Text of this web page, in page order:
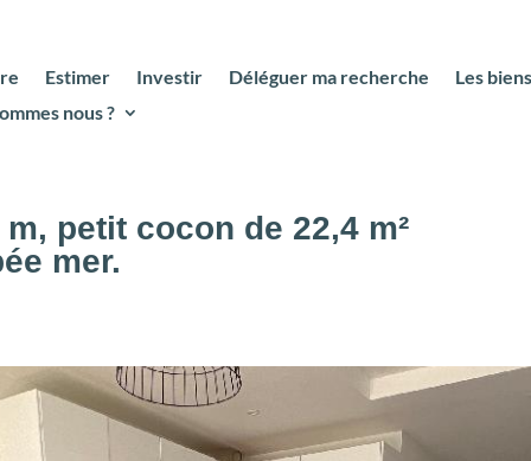
Estimer Investir Déléguer ma recherche
Les
nous ?
petit cocon de 22,4 m²
mer.